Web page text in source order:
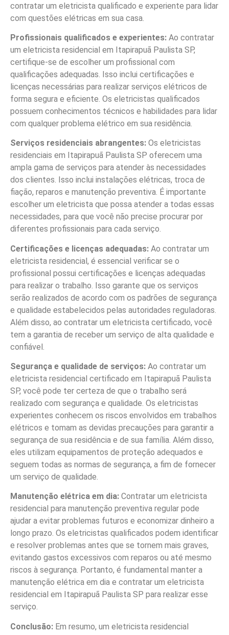
contratar um eletricista qualificado e experiente para lidar
com questões elétricas em sua casa.
Profissionais qualificados e experientes: Ao contratar
um eletricista residencial em Itapirapuã Paulista SP,
certifique-se de escolher um profissional com
qualificações adequadas. Isso inclui certificações e
licenças necessárias para realizar serviços elétricos de
forma segura e eficiente. Os eletricistas qualificados
possuem conhecimentos técnicos e habilidades para lidar
com qualquer problema elétrico em sua residência.
Serviços residenciais abrangentes: Os eletricistas
residenciais em Itapirapuã Paulista SP oferecem uma
ampla gama de serviços para atender às necessidades
dos clientes. Isso inclui instalações elétricas, troca de
fiação, reparos e manutenção preventiva. É importante
escolher um eletricista que possa atender a todas essas
necessidades, para que você não precise procurar por
diferentes profissionais para cada serviço.
Certificações e licenças adequadas: Ao contratar um
eletricista residencial, é essencial verificar se o
profissional possui certificações e licenças adequadas
para realizar o trabalho. Isso garante que os serviços
serão realizados de acordo com os padrões de segurança
e qualidade estabelecidos pelas autoridades reguladoras.
Além disso, ao contratar um eletricista certificado, você
tem a garantia de receber um serviço de alta qualidade e
confiável.
Segurança e qualidade de serviços: Ao contratar um
eletricista residencial certificado em Itapirapuã Paulista
SP, você pode ter certeza de que o trabalho será
realizado com segurança e qualidade. Os eletricistas
experientes conhecem os riscos envolvidos em trabalhos
elétricos e tomam as devidas precauções para garantir a
segurança de sua residência e de sua família. Além disso,
eles utilizam equipamentos de proteção adequados e
seguem todas as normas de segurança, a fim de fornecer
um serviço de qualidade.
Manutenção elétrica em dia: Contratar um eletricista
residencial para manutenção preventiva regular pode
ajudar a evitar problemas futuros e economizar dinheiro a
longo prazo. Os eletricistas qualificados podem identificar
e resolver problemas antes que se tornem mais graves,
evitando gastos excessivos com reparos ou até mesmo
riscos à segurança. Portanto, é fundamental manter a
manutenção elétrica em dia e contratar um eletricista
residencial em Itapirapuã Paulista SP para realizar esse
serviço.
Conclusão: Em resumo, um eletricista residencial